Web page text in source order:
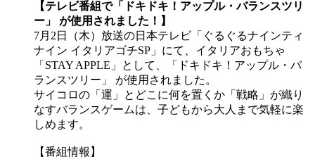
【テレビ番組で「ドキドキ！アップル・バランスツリ
ー」 が使用されました！】
7月2日（木）放送の日本テレビ「ぐるぐるナインティ
ナイン イタリアゴチSP」にて、イタリアおもちゃ
「STAY APPLE」として、「ドキドキ！アップル・バ
ランスツリー」 が使用されました。
サイコロの「運」とどこに何を置くか「戦略」が織り
なすバランスゲームは、子どもから大人まで気軽に楽
しめます。
【番組情報】